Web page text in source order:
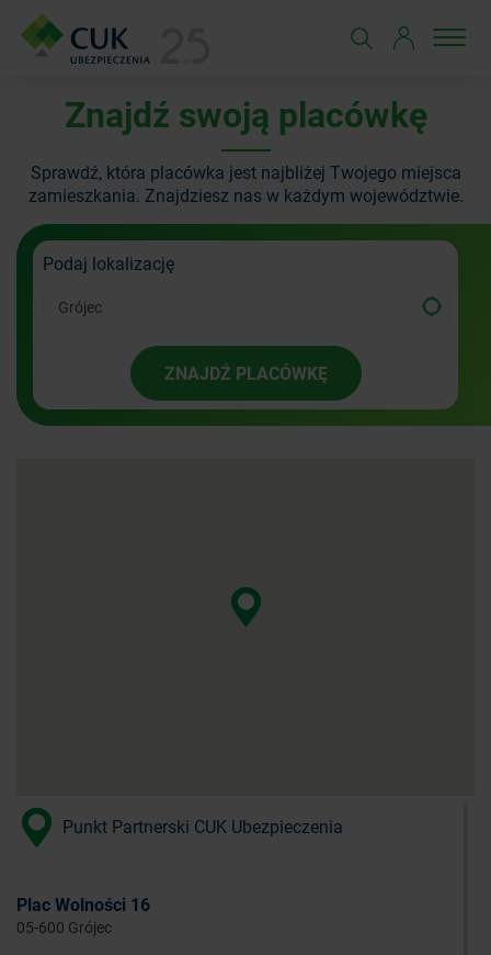
Znajdź swoją placówkę
Sprawdź, która placówka jest najbliżej Twojego miejsca
zamieszkania. Znajdziesz nas w każdym województwie.
Podaj lokalizację
ZNAJDŹ PLACÓWKĘ
Punkt Partnerski CUK Ubezpieczenia
Plac Wolności 16
05-600 Grójec